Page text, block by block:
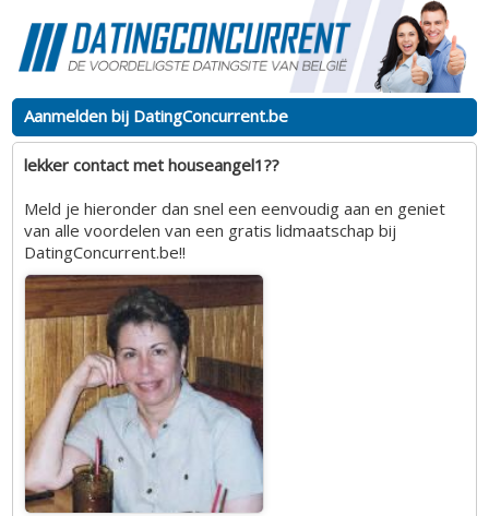
Aanmelden bij DatingConcurrent.be
lekker contact met houseangel1??
Meld je hieronder dan snel een eenvoudig aan en geniet
van alle voordelen van een gratis lidmaatschap bij
DatingConcurrent.be!!